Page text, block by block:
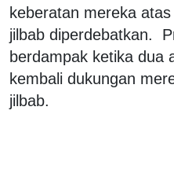
keberatan mereka
jilbab diperdebatkan.
berdampak ketika dua
kembali dukungan
jilbab.